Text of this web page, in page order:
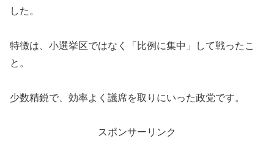
した。
特徴は、小選挙区ではなく「比例に集中」して戦ったこ
と。
少数精鋭で、効率よく議席を取りにいった政党です。
スポンサーリンク